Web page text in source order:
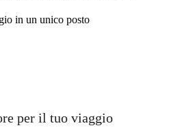
in un unico posto
per il tuo viaggio